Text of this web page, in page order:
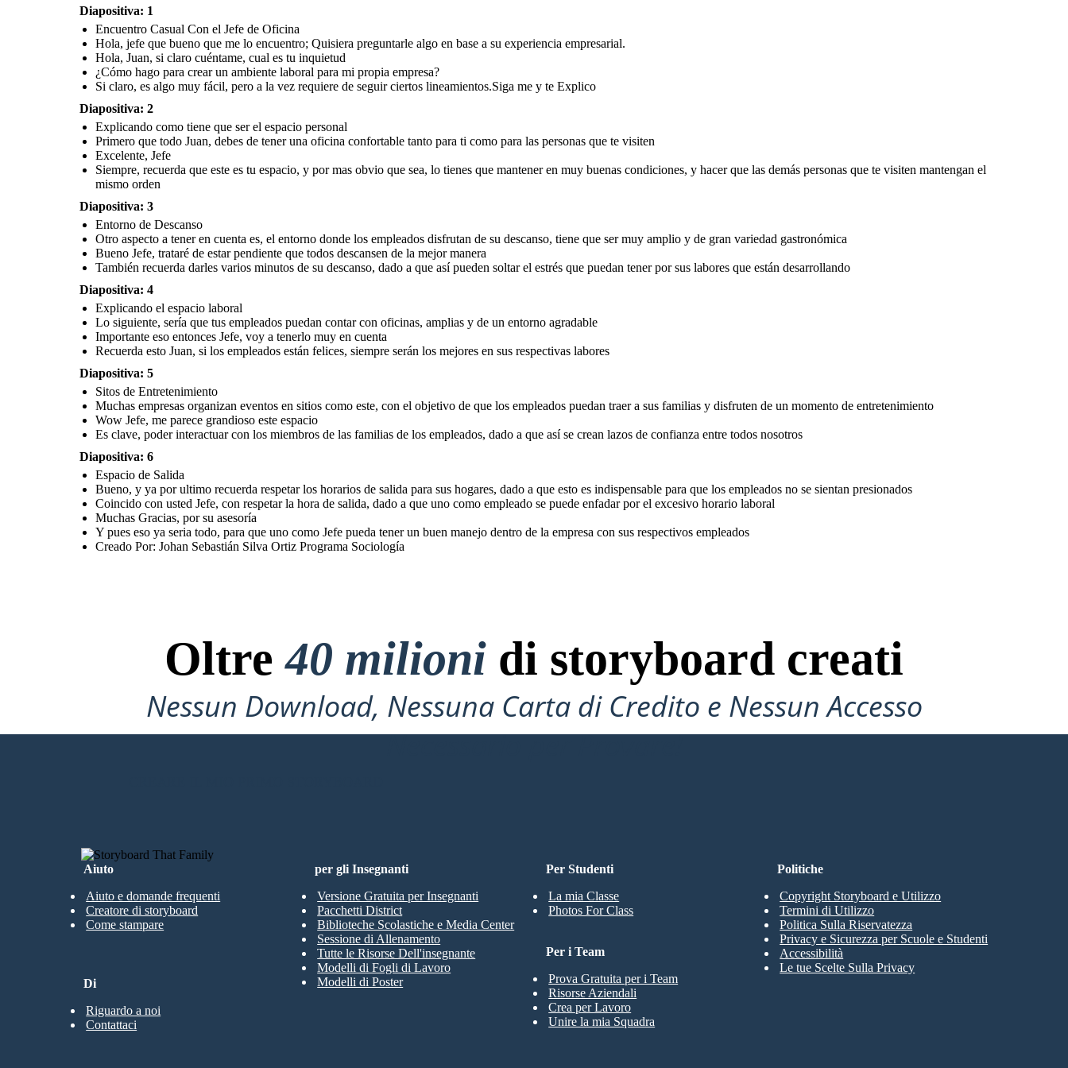
Sitos de Entretenimiento
eventos en sitios como este,
con el objetivo de que los
empleados puedan traer a
sus familias y disfruten de un
momento de entretenimiento
Es clave, poder interactuar
con los miembros de las
familias de los empleados,
dado a que así se crean lazos
de confianza entre todos
nosotros
Wow Jefe, me
este espacio
Bueno, y ya por ultimo
recuerda respetar los
horarios de salida para sus
hogares, dado a que esto es
indispensable para que los
empleados no se sientan
presionados
Coincido con usted Jefe, con
respetar la hora de salida,
empleado se puede enfadar
por el excesivo horario
laboral
Y pues eso ya seria todo,
para que uno como Jefe
pueda tener un buen manejo
Muchas Gracias,
por su asesoría
Entorno de Descanso
Espacio de Salida
Otro aspecto a tener en cuenta
es, el entorno donde los
empleados disfrutan de su
descanso, tiene que ser muy
amplio y de gran variedad
gastronómica
También recuerda darles
varios minutos de su
descanso, dado a que así
pueden soltar el estrés que
puedan tener por sus
recuerda respetar los
horarios de salida para sus
hogares, dado a que esto es
empleados no se sientan
respetar la hora de salida,
dado a que uno como
por el excesivo horario
laboral
Y pues eso ya seria todo,
para que uno como Jefe
pueda tener un buen manejo
sus respectivos empleados
por su asesoría
Creado Por: Johan
Sebastián Silva Ortiz
Programa Sociología
Diapositiva: 1
Encuentro Casual Con el Jefe de Oficina
Hola, jefe que bueno que me lo encuentro; Quisiera preguntarle algo en base a su experiencia empresarial.
Hola, Juan, si claro cuéntame, cual es tu inquietud
¿Cómo hago para crear un ambiente laboral para mi propia empresa?
Si claro, es algo muy fácil, pero a la vez requiere de seguir ciertos lineamientos.Siga me y te Explico
Diapositiva: 2
Explicando como tiene que ser el espacio personal
Primero que todo Juan, debes de tener una oficina confortable tanto para ti como para las personas que te visiten
Excelente, Jefe
Siempre, recuerda que este es tu espacio, y por mas obvio que sea, lo tienes que mantener en muy buenas condiciones, y hacer que las demás personas que te visiten mantengan el
mismo orden
Diapositiva: 3
Entorno de Descanso
Otro aspecto a tener en cuenta es, el entorno donde los empleados disfrutan de su descanso, tiene que ser muy amplio y de gran variedad gastronómica
Bueno Jefe, trataré de estar pendiente que todos descansen de la mejor manera
También recuerda darles varios minutos de su descanso, dado a que así pueden soltar el estrés que puedan tener por sus labores que están desarrollando
Diapositiva: 4
Explicando el espacio laboral
Lo siguiente, sería que tus empleados puedan contar con oficinas, amplias y de un entorno agradable
Importante eso entonces Jefe, voy a tenerlo muy en cuenta
Recuerda esto Juan, si los empleados están felices, siempre serán los mejores en sus respectivas labores
Diapositiva: 5
Sitos de Entretenimiento
Muchas empresas organizan eventos en sitios como este, con el objetivo de que los empleados puedan traer a sus familias y disfruten de un momento de entretenimiento
Wow Jefe, me parece grandioso este espacio
Es clave, poder interactuar con los miembros de las familias de los empleados, dado a que así se crean lazos de confianza entre todos nosotros
Diapositiva: 6
Espacio de Salida
Bueno, y ya por ultimo recuerda respetar los horarios de salida para sus hogares, dado a que esto es indispensable para que los empleados no se sientan presionados
Coincido con usted Jefe, con respetar la hora de salida, dado a que uno como empleado se puede enfadar por el excesivo horario laboral
Muchas Gracias, por su asesoría
Y pues eso ya seria todo, para que uno como Jefe pueda tener un buen manejo dentro de la empresa con sus respectivos empleados
Creado Por: Johan Sebastián Silva Ortiz Programa Sociología
Oltre40 milioni di storyboard creati
Nessun Download, Nessuna Carta di Credito e Nessun Accesso
Necessario per Provare!
Aiuto
Aiuto e domande frequenti
Creatore di storyboard
Come stampare
Per Studenti
La mia Classe
Photos For Class
per gli Insegnanti
Versione Gratuita per Insegnanti
Pacchetti District
Biblioteche Scolastiche e Media Center
Sessione di Allenamento
Tutte le Risorse Dell'insegnante
Modelli di Fogli di Lavoro
Modelli di Poster
Per i Team
Prova Gratuita per i Team
Risorse Aziendali
Crea per Lavoro
Unire la mia Squadra
Di
Riguardo a noi
Contattaci
Politiche
Copyright Storyboard e Utilizzo
Termini di Utilizzo
Politica Sulla Riservatezza
Privacy e Sicurezza per Scuole e Studenti
Accessibilità
Le tue Scelte Sulla Privacy